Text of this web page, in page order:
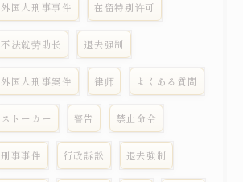
外国人刑事事件 在留特别许可
不法就劳助长 退去强制
外国人刑事案件 律师 よくある質問
ストーカー 警告 禁止命令
刑事事件 行政訴訟 退去強制